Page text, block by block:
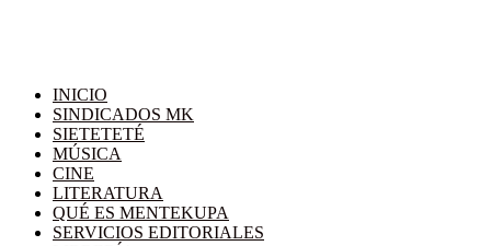
INICIO
SINDICADOS MK
SIETETETÉ
MÚSICA
CINE
LITERATURA
QUÉ ES MENTEKUPA
SERVICIOS EDITORIALES